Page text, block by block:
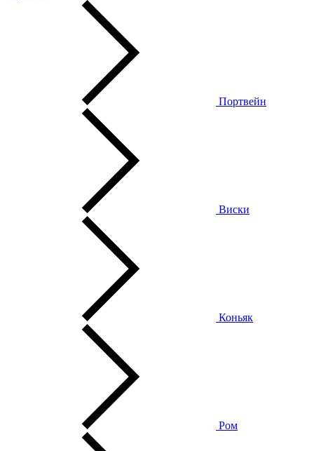
Портвейн
Виски
Коньяк
Ром